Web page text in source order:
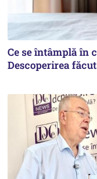
Ce se întâmplă în
Descoperirea